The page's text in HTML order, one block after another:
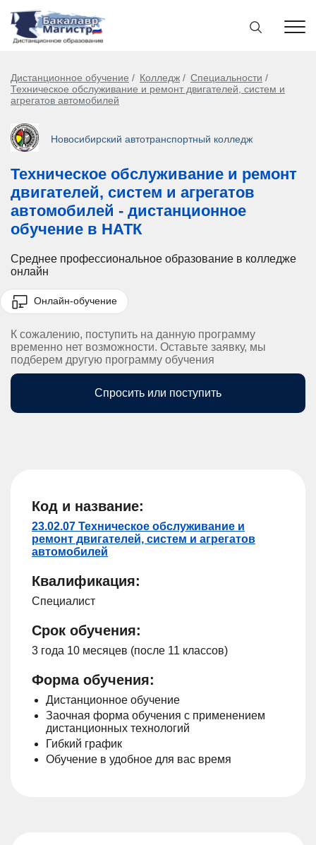
Дистанционное обучение Колледж
Специальности
Техническое обслуживание и ремонт двигателей, систем и
агрегатов автомобилей
Новосибирский автотранспортный колледж
Техническое обслуживание и ремонт
двигателей, систем и агрегатов
автомобилей - дистанционное
обучение в НАТК
Среднее профессиональное образование в колледже
онлайн
Онлайн-обучение
К сожалению, поступить на данную программу
временно нет возможности. Оставьте заявку, мы
подберем другую программу обучения
Спросить или поступить
Код и название:
23.02.07 Техническое обслуживание и
ремонт двигателей, систем и агрегатов
автомобилей
Квалификация:
Специалист
Срок обучения:
3 года 10 месяцев (после 11 классов)
Форма обучения:
Дистанционное обучение
Заочная форма обучения с применением
дистанционных технологий
Гибкий график
Обучение в удобное для вас время